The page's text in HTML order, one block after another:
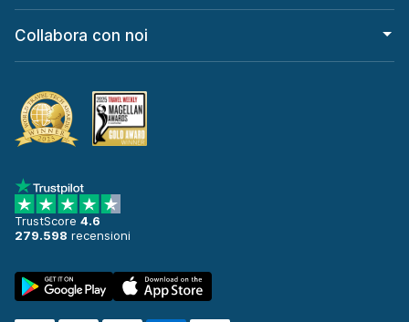
Collabora con noi
TrustScore 4.6
279.598 recensioni